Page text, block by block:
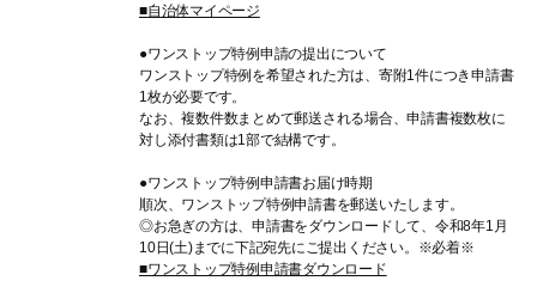
■自治体マイページ
●ワンストップ特例申請の提出について
ワンストップ特例を希望された方は、寄附1件につき申請書
1枚が必要です。
なお、複数件数まとめて郵送される場合、申請書複数枚に
対し添付書類は1部で結構です。
●ワンストップ特例申請書お届け時期
順次、ワンストップ特例申請書を郵送いたします。
◎お急ぎの方は、申請書をダウンロードして、令和8年1月
10日(土)までに下記宛先にご提出ください。※必着※
■ワンストップ特例申請書ダウンロード